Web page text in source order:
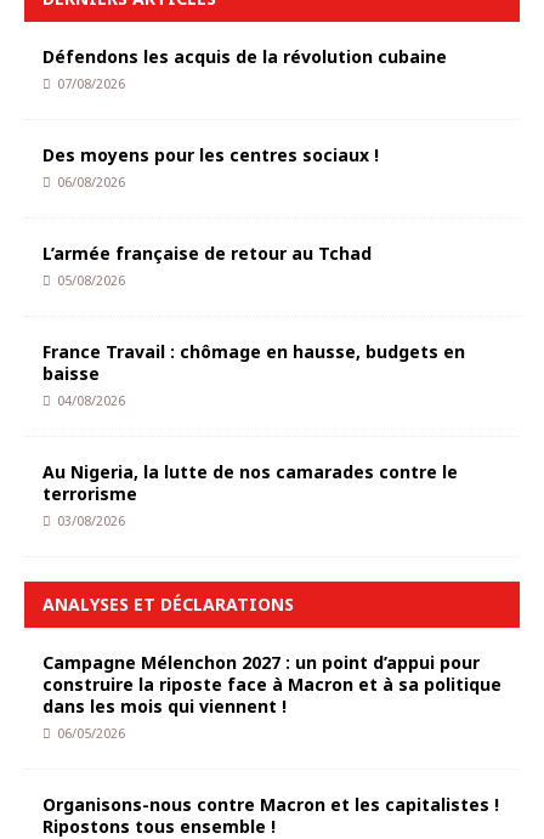
Défendons les acquis de la révolution cubaine
07/08/2026
Des moyens pour les centres sociaux !
06/08/2026
L’armée française de retour au Tchad
05/08/2026
France Travail : chômage en hausse, budgets en
baisse
04/08/2026
Au Nigeria, la lutte de nos camarades contre le
terrorisme
03/08/2026
ANALYSES ET DÉCLARATIONS
Campagne Mélenchon 2027 : un point d’appui pour
construire la riposte face à Macron et à sa politique
dans les mois qui viennent !
06/05/2026
Organisons-nous contre Macron et les capitalistes !
Ripostons tous ensemble !